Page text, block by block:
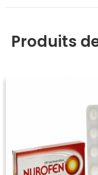
Produits